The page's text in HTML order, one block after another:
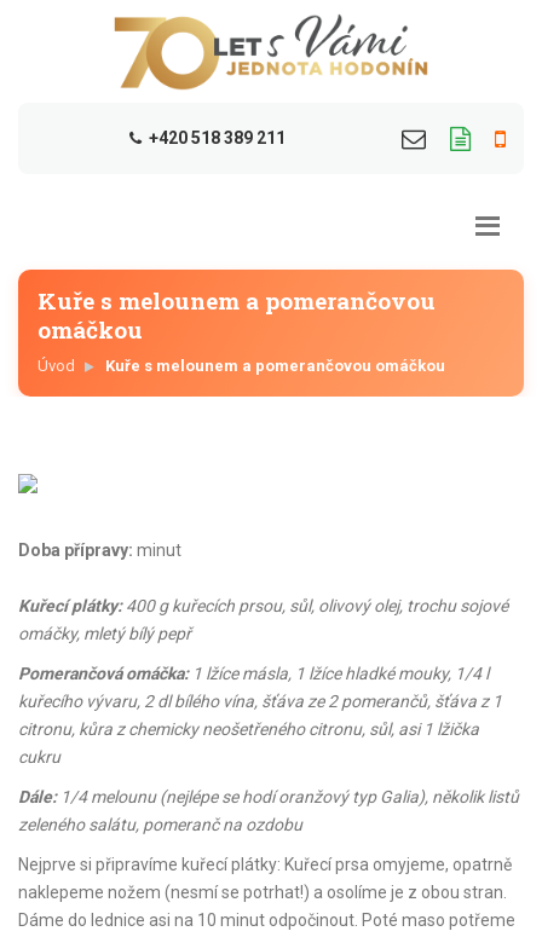
+420 518 389 211
Kuře s melounem a pomerančovou
omáčkou
Úvod Kuře s melounem a pomerančovou omáčkou
Doba přípravy: minut
Kuřecí plátky:400 g kuřecích prsou, sůl, olivový olej, trochu sojové
omáčky, mletý bílý pepř
Pomerančová omáčka: 1 lžíce másla, 1 lžíce hladké mouky, 1/4 l
kuřecího vývaru, 2 dl bílého vína, šťáva ze 2 pomerančů, šťáva z 1
citronu, kůra z chemicky neošetřeného citronu, sůl, asi 1 lžička
cukru
Dále:1/4 melounu (nejlépe se hodí oranžový typ Galia), několik listů
zeleného salátu, pomeranč na ozdobu
Nejprve si připravíme kuřecí plátky: Kuřecí prsa omyjeme, opatrně
naklepeme nožem (nesmí se potrhat!) a osolíme je z obou stran.
Dáme do lednice asi na 10 minut odpočinout. Poté maso potřeme